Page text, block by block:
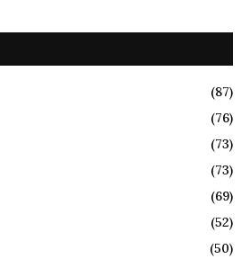
(87)
(76)
(73)
(73)
(69)
(52)
(50)